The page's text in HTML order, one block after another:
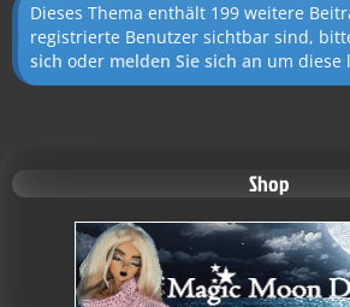
Dieses Thema enthält 199 weitere
registrierte Benutzer sichtbar sind,
sich oder melden Sie sich an um diese
Shop